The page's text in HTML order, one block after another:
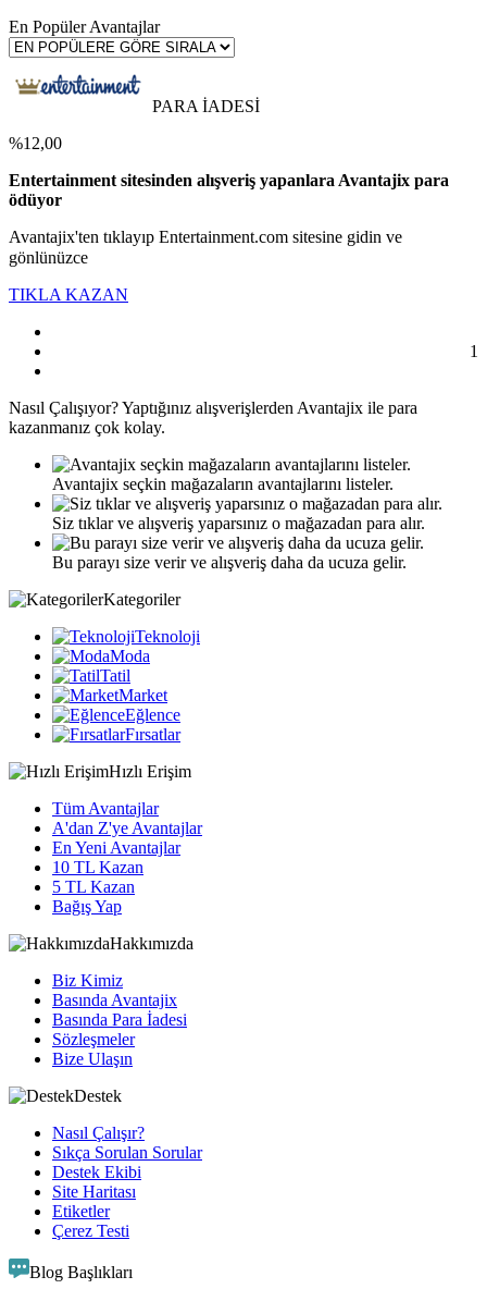
En Popüler Avantajlar
PARA İADESİ
%12,00
Entertainment sitesinden alışveriş yapanlara Avantajix para
ödüyor
Avantajix'ten tıklayıp Entertainment.com sitesine gidin ve
gönlünüzce
TIKLA KAZAN
1
Nasıl Çalışıyor?Yaptığınız alışverişlerden Avantajix ile para
kazanmanız çok kolay.
Avantajix seçkin mağazaların avantajlarını listeler.
Siz tıklar ve alışveriş yaparsınız o mağazadan para alır.
Bu parayı size verir ve alışveriş daha da ucuza gelir.
Kategoriler
Teknoloji
Moda
Tatil
Market
Eğlence
Fırsatlar
Hızlı Erişim
Tüm Avantajlar
A'dan Z'ye Avantajlar
En Yeni Avantajlar
10 TL Kazan
5 TL Kazan
Bağış Yap
Hakkımızda
Biz Kimiz
Basında Avantajix
Basında Para İadesi
Sözleşmeler
Bize Ulaşın
Destek
Nasıl Çalışır?
Sıkça Sorulan Sorular
Destek Ekibi
Site Haritası
Etiketler
Çerez Testi
Blog Başlıkları